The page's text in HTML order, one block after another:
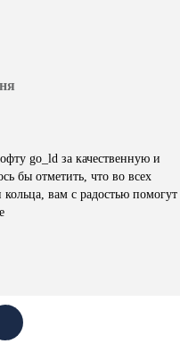
go_ld за качественную и
бы отметить, что во всех
кольца, вам с радостью